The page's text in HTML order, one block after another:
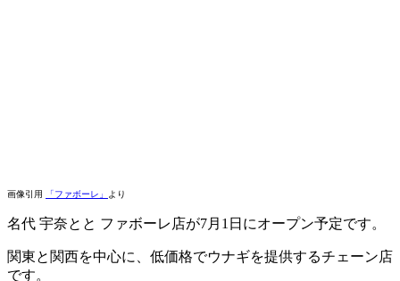
画像引用 「ファボーレ」 より
名代 宇奈とと ファボーレ店が7月1日にオープン予定です。
関東と関西を中心に、低価格でウナギを提供するチェーン店
です。